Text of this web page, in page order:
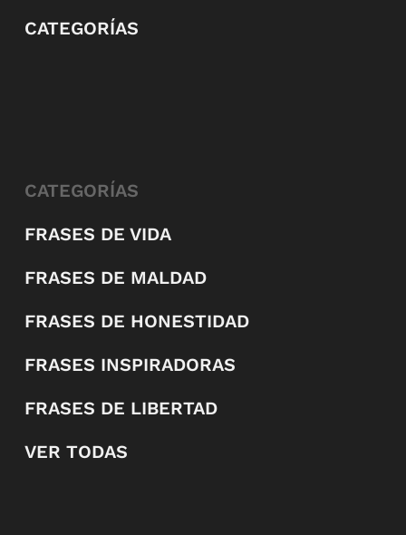
CATEGORÍAS
CATEGORÍAS
FRASES DE VIDA
FRASES DE MALDAD
FRASES DE HONESTIDAD
FRASES INSPIRADORAS
FRASES DE LIBERTAD
VER TODAS